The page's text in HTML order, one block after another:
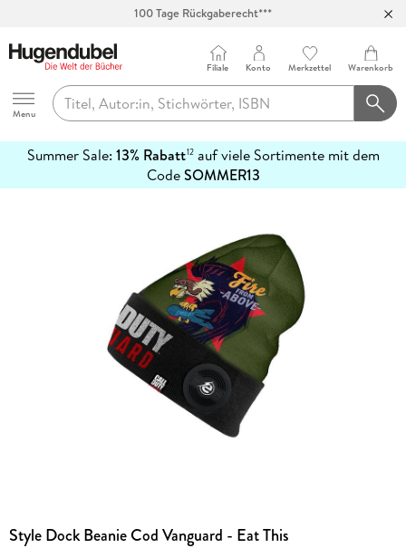
100 Tage Rückgaberecht***
Hugendubel
Menu
Filiale Konto Merkzettel Warenkorb
Summer Sale: 13% Rabatt12auf viele Sortimente mit dem
CodeSOMMER13
erfahren
Style Dock Beanie Cod Vanguard - Eat This